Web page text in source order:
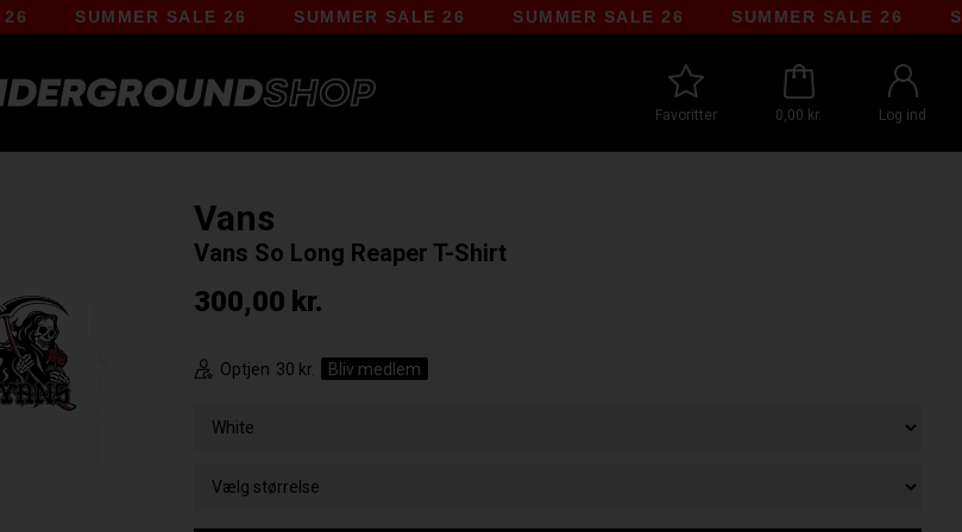
SUMMER SALE 26 SUMMER SALE 26 SUMMER SALE 26 SUMMER SALE 26
Favoritter 0,00 kr. Log ind
Vans
Vans So Long Reaper T-Shirt
300,00 kr.
Optjen 30 kr. Bliv medlem